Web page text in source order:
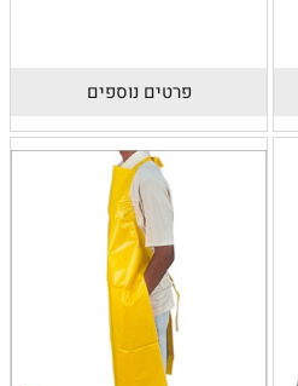
פרטים נוספים